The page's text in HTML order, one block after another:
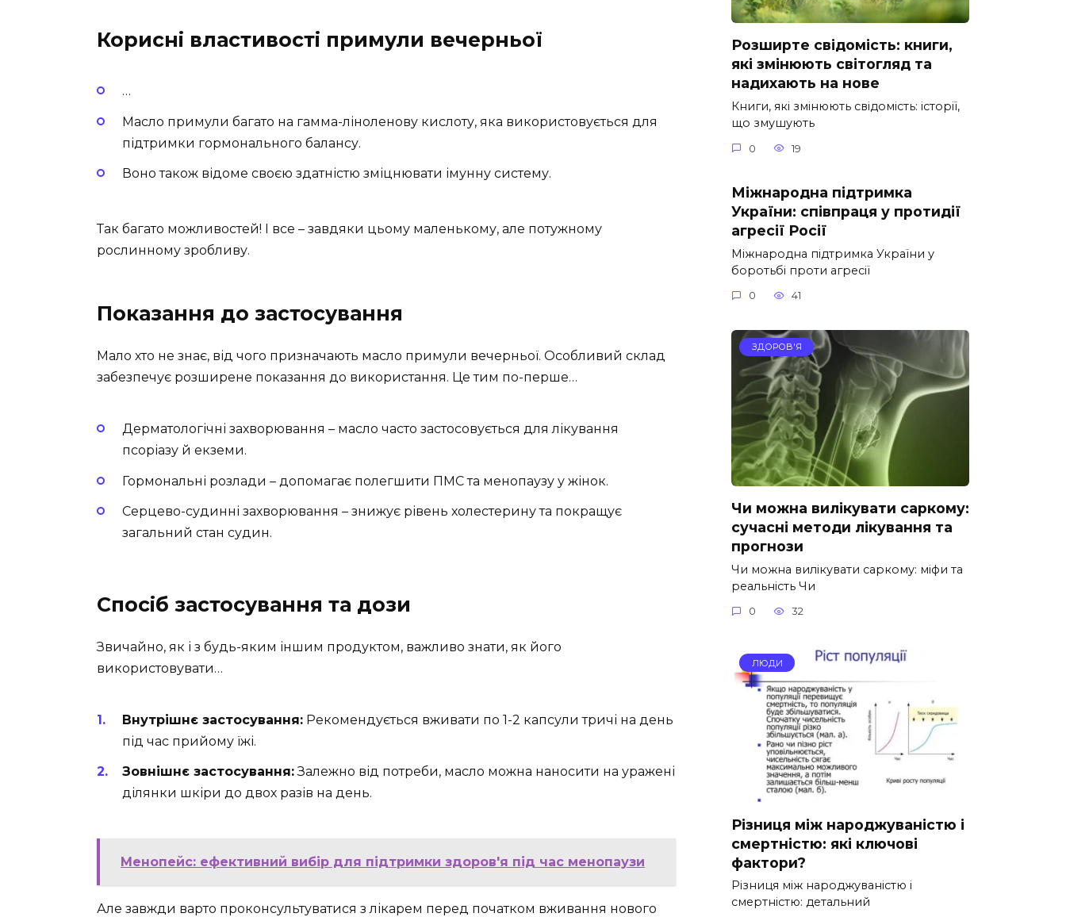
Корисні властивості примули вечерньої
…
Масло примули багато на гамма-ліноленову кислоту, яка використовується для
підтримки гормонального балансу.
Воно також відоме своєю здатністю зміцнювати імунну систему.
Так багато можливостей! І все – завдяки цьому маленькому, але потужному
рослинному зробливу.
Показання до застосування
Mало хто не знає, від чого призначають масло примули вечерньої. Особливий склад
забезпечує розширене показання до використання. Це тим по-перше…
Дерматологічні захворювання – масло часто застосовується для лікування
псоріазу й екземи.
Гормональні розлади – допомагає полегшити ПМС та менопаузу у жінок.
Серцево-судинні захворювання – знижує рівень холестерину та покращує
загальний стан судин.
Спосіб застосування та дози
Звичайно, як і з будь-яким іншим продуктом, важливо знати, як його
використовувати…
Внутрішнє застосування: Рекомендується вживати по 1-2 капсули тричі на день
під час прийому їжі.
Зовнішнє застосування:Залежно від потреби, масло можна наносити на уражені
ділянки шкіри до двох разів на день.
Менопейс: ефективний вибір для підтримки здоров'я під час менопаузи
Але завжди варто проконсультуватися з лікарем перед початком вживання нового
Розширте свідомість: книги,
які змінюють світогляд та
надихають на нове
Книги, які змінюють свідомість: історії,
що змушують
0 19
Міжнародна підтримка
України: співпраця у протидії
агресії Росії
Міжнародна підтримка України у
боротьбі проти агресії
0 41
ЗДОРОВ'Я
Чи можна вилікувати саркому:
сучасні методи лікування та
прогнози
Чи можна вилікувати саркому: міфи та
реальність Чи
0 32
ЛЮДИ
Різниця між народжуваністю і
смертністю: які ключові
фактори?
Різниця між народжуваністю і
смертністю: детальний